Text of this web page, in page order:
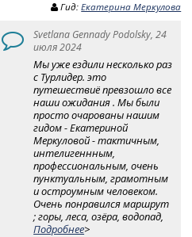
Гид:Екатерина Меркулова
Svetlana Gennady Podolsky, 24
июля 2024
Мы уже ездили несколько раз
с Турлидер. это
путешествиё превзошло все
наши ожидания . Мы были
просто очарованы нашим
гидом - Екатериной
Меркуловой - тактичным,
интелигеннным,
профессиональным, очень
пунктуальным, грамотным
и остроумным человеком.
Очень понравился маршрут
; горы, леса, озёра, водопад,
Подробнее>